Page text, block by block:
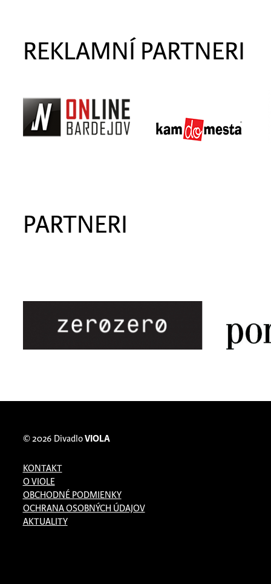
REKLAMNÍ PARTNERI
PARTNERI
© 2026 DivadloVIOLA
KONTAKT
O VIOLE
OBCHODNÉ PODMIENKY
OCHRANA OSOBNÝCH ÚDAJOV
AKTUALITY